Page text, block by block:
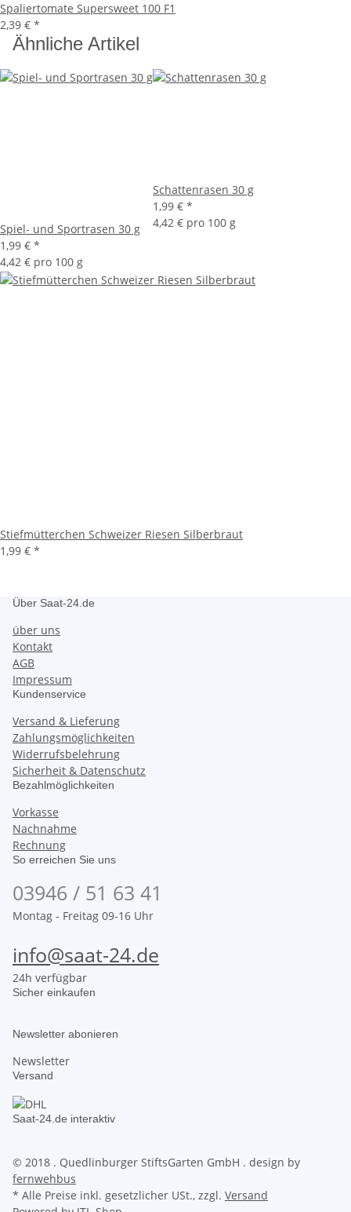
Spaliertomate Supersweet 100 F1
2,39 € *
Ähnliche Artikel
Spiel- und Sportrasen 30 g
1,99 € *
4,42 € pro 100 g
Schattenrasen 30 g
1,99 € *
4,42 € pro 100 g
Stiefmütterchen Schweizer Riesen Silberbraut
1,99 € *
Über Saat-24.de
über uns
Kontakt
AGB
Impressum
Kundenservice
Versand & Lieferung
Zahlungsmöglichkeiten
Widerrufsbelehrung
Sicherheit & Datenschutz
Bezahlmöglichkeiten
Vorkasse
Nachnahme
Rechnung
So erreichen Sie uns
03946 / 51 63 41
Montag - Freitag 09-16 Uhr
info@saat-24.de
24h verfügbar
Sicher einkaufen
Newsletter abonieren
Newsletter
Versand
Saat-24.de interaktiv
© 2018 . Quedlinburger StiftsGarten GmbH . design by
fernwehbus
* Alle Preise inkl. gesetzlicher USt., zzgl. Versand